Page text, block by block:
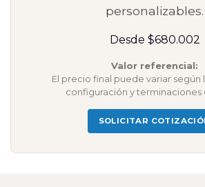
personalizables.
Desde $680.002
Valor referencial:
El precio final puede variar según
configuración y terminaciones
SOLICITAR